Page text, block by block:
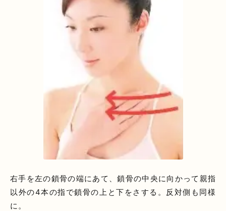
右手を左の鎖骨の端にあて、鎖骨の中央に向かって親指
以外の4本の指で鎖骨の上と下をさする。反対側も同様
に。